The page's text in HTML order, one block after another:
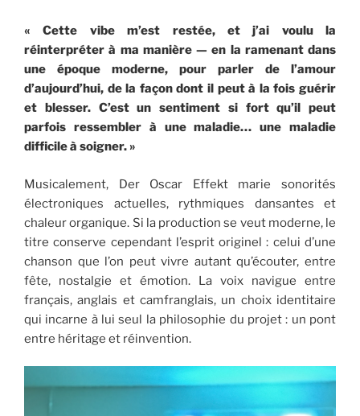
« Cette vibe m’est restée, et j’ai voulu la
réinterpréter à ma manière — en la ramenant dans
une époque moderne, pour parler de l’amour
d’aujourd’hui, de la façon dont il peut à la fois guérir
et blesser. C’est un sentiment si fort qu’il peut
parfois ressembler à une maladie… une maladie
difficile à soigner. »
Musicalement, Der Oscar Effekt marie sonorités
électroniques actuelles, rythmiques dansantes et
chaleur organique. Si la production se veut moderne, le
titre conserve cependant l’esprit originel : celui d’une
chanson que l’on peut vivre autant qu’écouter, entre
fête, nostalgie et émotion. La voix navigue entre
français, anglais et camfranglais, un choix identitaire
qui incarne à lui seul la philosophie du projet : un pont
entre héritage et réinvention.